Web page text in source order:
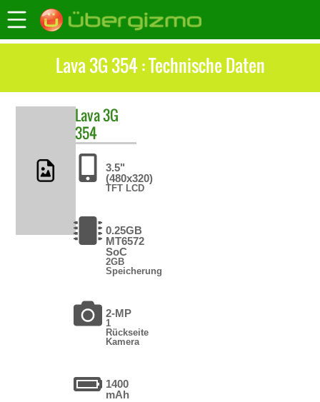
Lava 3G 354 : Technische Daten
Lava3G
354
3.5"
(480x320)
TFT LCD
0.25GB
MT6572
SoC
2GB
Speicherung
2-MP
1
Rückseite
Kamera
1400
mAh